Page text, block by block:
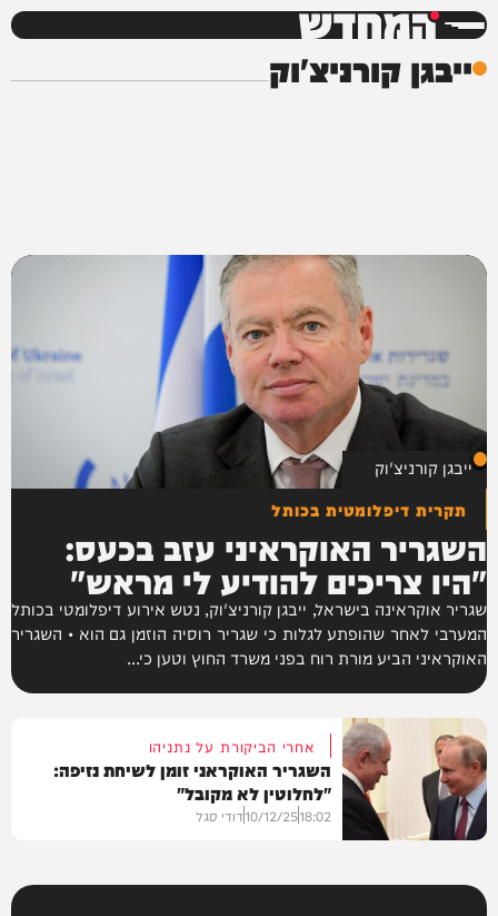
המחדש
ייבגן קורניצ'וק
ייבגן קורניצ'וק
תקרית דיפלומטית בכותל
השגריר האוקראיני עזב בכעס:
"היו צריכים להודיע לי מראש"
שגריר אוקראינה בישראל, ייבגן קורניצ'וק, נטש אירוע דיפלומטי בכותל
המערבי לאחר שהופתע לגלות כי שגריר רוסיה הוזמן גם הוא • השגריר
האוקראיני הביע מורת רוח בפני משרד החוץ וטען כי...
אחרי הביקורת על נתניהו
השגריר האוקראני זומן לשיחת נזיפה:
"לחלוטין לא מקובל"
18:02
10/12/25דודי סגל